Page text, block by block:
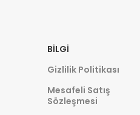
BILGI
Gizlilik Politikası
Mesafeli Satış
Sözleşmesi